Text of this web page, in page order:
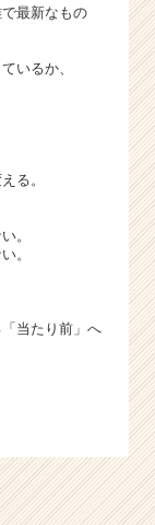
最新なもの
いるか、
る。
。
。
当たり前」へ